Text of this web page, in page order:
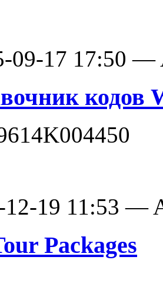
09-17 17:50 —
кодов
12-19 11:53 —
Packages